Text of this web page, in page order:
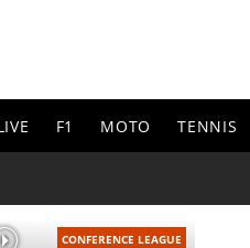
F1 MOTO TENNIS
CONFERENCE LEAGUE